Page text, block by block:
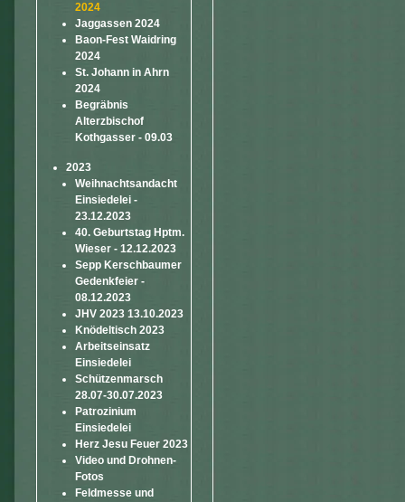
2024
Jaggassen 2024
Baon-Fest Waidring
2024
St. Johann in Ahrn
2024
Begräbnis
Alterzbischof
Kothgasser - 09.03
2023
Weihnachtsandacht
Einsiedelei -
23.12.2023
40. Geburtstag Hptm.
Wieser - 12.12.2023
Sepp Kerschbaumer
Gedenkfeier -
08.12.2023
JHV 2023 13.10.2023
Knödeltisch 2023
Arbeitseinsatz
Einsiedelei
Schützenmarsch
28.07-30.07.2023
Patrozinium
Einsiedelei
Herz Jesu Feuer 2023
Video und Drohnen-
Fotos
Feldmesse und